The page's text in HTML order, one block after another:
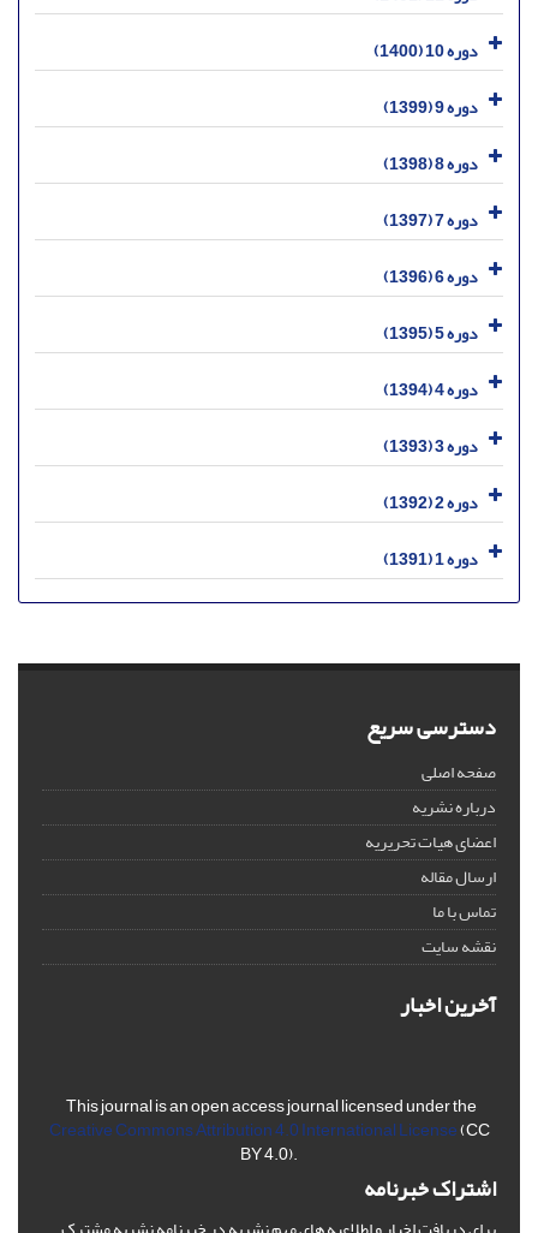
دوره 10 (1400)
دوره 9 (1399)
دوره 8 (1398)
دوره 7 (1397)
دوره 6 (1396)
دوره 5 (1395)
دوره 4 (1394)
دوره 3 (1393)
دوره 2 (1392)
دوره 1 (1391)
دسترسی سریع
صفحه اصلی
درباره نشریه
اعضای هیات تحریریه
ارسال مقاله
تماس با ما
نقشه سایت
آخرین اخبار
This journal is an open access journal licensed under the
Creative Commons Attribution 4.0 International License(CC
BY 4.0).
اشتراک خبرنامه